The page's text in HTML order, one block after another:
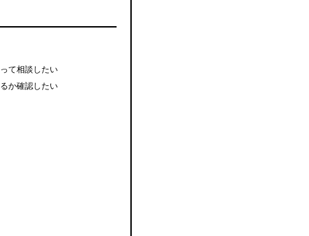
て相談したい
か確認したい